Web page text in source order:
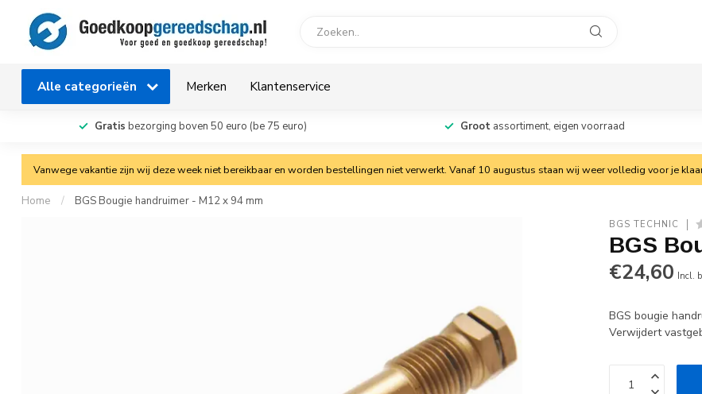
Alle categorieën Merken Klantenservice
Gratis bezorging boven 50 euro (be 75 euro) Grootassortiment, eigen voorraad
Vanwege vakantie zijn wij deze week niet bereikbaar en worden bestellingen niet verwerkt. Vanaf 10 augustus staan wij weer volledig voor je
Home / BGS Bougie handruimer - M12 x 94 mm
BGS TECHNIC
BGS
€24,60 Incl.
BGS bougie
Verwijdert